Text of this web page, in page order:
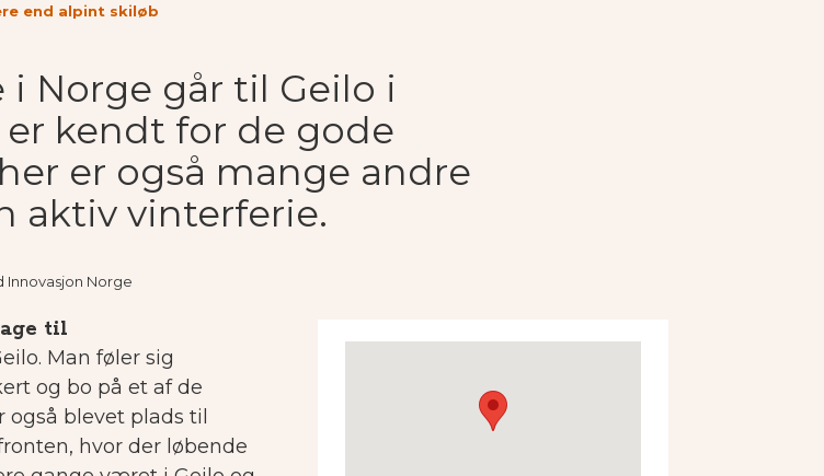
end alpint skiløb
Norge går til Geilo i
kendt for de gode
er også mange andre
aktiv vinterferie.
Innovasjon Norge
til
Man føler sig
og bo på et af de
også blevet plads til
hvor der løbende